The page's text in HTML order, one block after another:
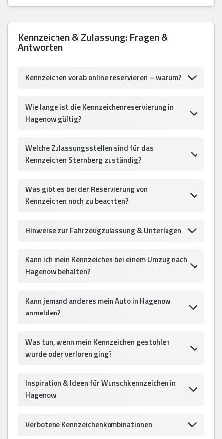
Kennzeichen & Zulassung: Fragen &
Antworten
Kennzeichen vorab online reservieren – warum?
Wie lange ist die Kennzeichenreservierung in
Hagenow gültig?
Welche Zulassungsstellen sind für das
Kennzeichen Sternberg zuständig?
Was gibt es bei der Reservierung von
Kennzeichen noch zu beachten?
Hinweise zur Fahrzeugzulassung & Unterlagen
Kann ich mein Kennzeichen bei einem Umzug nach
Hagenow behalten?
Kann jemand anderes mein Auto in Hagenow
anmelden?
Was tun, wenn mein Kennzeichen gestohlen
wurde oder verloren ging?
Inspiration & Ideen für Wunschkennzeichen in
Hagenow
Verbotene Kennzeichenkombinationen